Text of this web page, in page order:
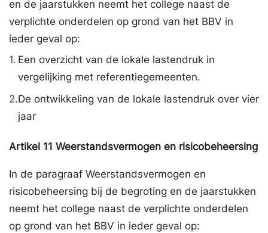
en de jaarstukken neemt het college naast de
verplichte onderdelen op grond van het BBV in
ieder geval op:
1. Een overzicht van de lokale lastendruk in
vergelijking met referentiegemeenten.
2.De ontwikkeling van de lokale lastendruk over vier
jaar
Artikel 11 Weerstandsvermogen en risicobeheersing
In de paragraaf Weerstandsvermogen en
risicobeheersing bij de begroting en de jaarstukken
neemt het college naast de verplichte onderdelen
op grond van het BBV in ieder geval op: